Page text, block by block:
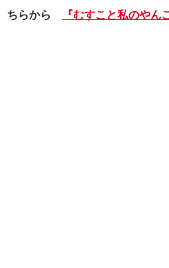
ちらから
『むすこと私のやん